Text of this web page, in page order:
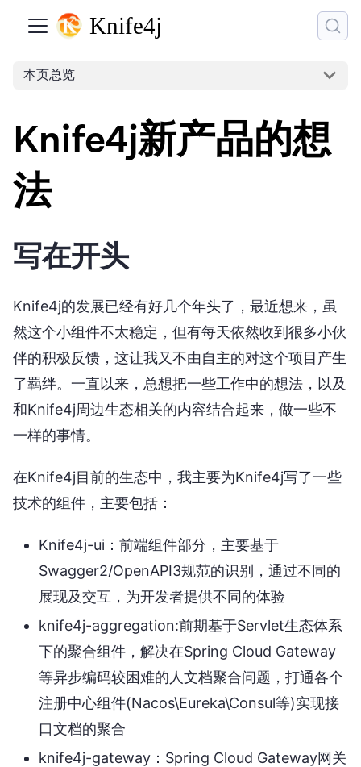
本页总览
Knife4j新产品的想
法
写在开头
Knife4j的发展已经有好几个年头了，最近想来，虽
然这个小组件不太稳定，但有每天依然收到很多小伙
伴的积极反馈，这让我又不由自主的对这个项目产生
了羁绊。一直以来，总想把一些工作中的想法，以及
和Knife4j周边生态相关的内容结合起来，做一些不
一样的事情。
在Knife4j目前的生态中，我主要为Knife4j写了一些
技术的组件，主要包括：
Knife4j-ui：前端组件部分，主要基于
Swagger2/OpenAPI3规范的识别，通过不同的
展现及交互，为开发者提供不同的体验
knife4j-aggregation:前期基于Servlet生态体系
下的聚合组件，解决在Spring Cloud Gateway
等异步编码较困难的人文档聚合问题，打通各个
注册中心组件(Nacos\Eureka\Consul等)实现接
口文档的聚合
knife4j-gateway：Spring Cloud Gateway网关